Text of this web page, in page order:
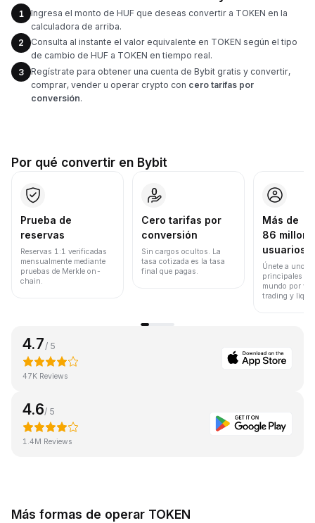
1
Ingresa el monto de HUF que deseas convertir a TOKEN en la
calculadora de arriba.
2
Consulta al instante el valor equivalente en TOKEN según el tipo
de cambio de HUF a TOKEN en tiempo real.
3
Regístrate para obtener una cuenta de Bybit gratis y convertir,
comprar, vender u operar crypto con cero tarifas por
conversión.
Por qué convertir en Bybit
Prueba de
reservas
Reservas 1:1 verificadas
mensualmente mediante
pruebas de Merkle on-
chain.
Cero tarifas por
conversión
Sin cargos ocultos. La
tasa cotizada es la tasa
final que pagas.
Más de
86
usuarios
Únete a uno
principales
mundo por
trading y
4.7 / 5
47K Reviews
4.6/ 5
1.4M Reviews
Más formas de operar TOKEN